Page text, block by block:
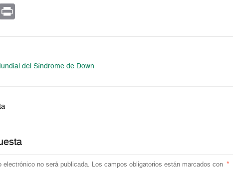
LinkedIn
del Síndrome de Down
electrónico no será publicada. Los campos obligatorios están marcados con *